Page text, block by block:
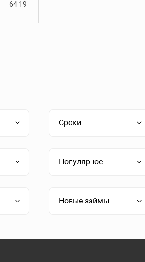
64.19
Сроки
Популярное
Новые займы